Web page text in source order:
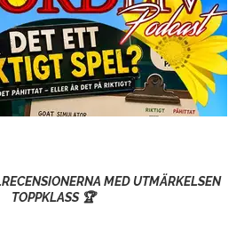
MED UTMÄRKELSEN
TOPPKLASS 🏆